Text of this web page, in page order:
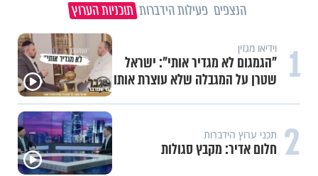
הנצפים פעילות הידברות תוכניות הערוץ
1 וידיאו מגזין
"הגמגום לא מגדיר אותי": ישראל
שטרן על המגבלה שלא עוצרת אותו
2 תכני ערוץ הידברות
חלום אדיר: מקבץ סגולות